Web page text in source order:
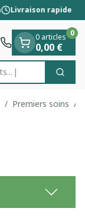
Livraison rapide
0 articles
0,00 €
0
/ Premiers soins /